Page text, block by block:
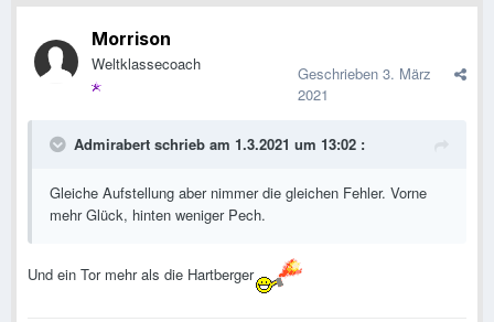
Morrison
Weltklassecoach Geschrieben 3. März
2021
Admirabert schrieb am 1.3.2021 um 13:02 :
Gleiche Aufstellung aber nimmer die gleichen Fehler. Vorne
mehr Glück, hinten weniger Pech.
Und ein Tor mehr als die Hartberger